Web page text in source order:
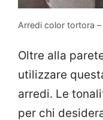
Arredi color tortora
Oltre alla
utilizzare
arredi. Le
per chi